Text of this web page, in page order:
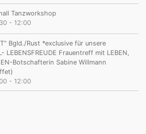
Tanzworkshop
- 12:00
Bgld./Rust *exclusive für unsere
LEBENSFREUDE Frauentreff mit LEBEN,
Botschafterin Sabine Willmann
- 12:00